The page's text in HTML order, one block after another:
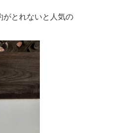
とれないと人気の